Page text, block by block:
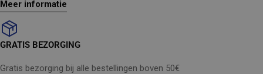
Meer informatie
GRATIS BEZORGING
Gratis bezorging bij alle bestellingen boven 50€